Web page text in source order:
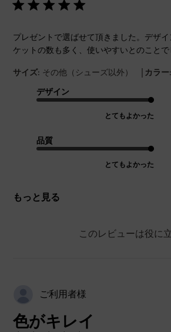
プレゼントで選ばせて頂きました。デザ
ケットの数も多く、使いやすいとのことで
サイズ: その他（シューズ以外） | カラー:
デザイン
とてもよかった
品質
とてもよかった
もっと見る
このレビューは役に
ご利用者様
色がキレイ